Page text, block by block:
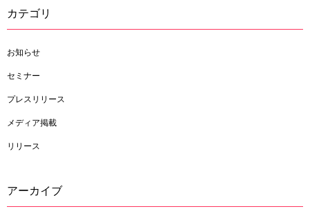
カテゴリ
お知らせ
セミナー
プレスリリース
メディア掲載
リリース
アーカイブ